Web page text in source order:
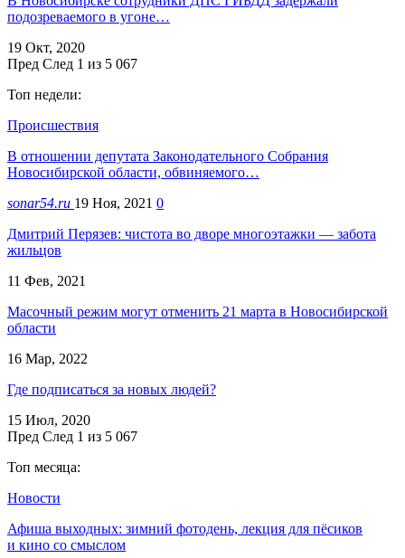
подозреваемого в угоне…
19 Окт, 2020
Пред След 1 из 5 067
Топ недели:
Происшествия
В отношении депутата Законодательного Собрания
Новосибирской области, обвиняемого…
sonar54.ru 19 Ноя, 2021 0
Дмитрий Перязев: чистота во дворе многоэтажки — забота
жильцов
11 Фев, 2021
Масочный режим могут отменить 21 марта в Новосибирской
области
16 Мар, 2022
Где подписаться за новых людей?
15 Июл, 2020
Пред След 1 из 5 067
Топ месяца:
Новости
Афиша выходных: зимний фотодень, лекция для пёсиков
и кино со смыслом